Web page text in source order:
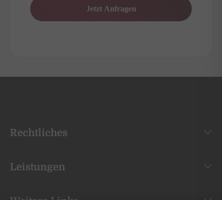
Rechtliches
Leistungen